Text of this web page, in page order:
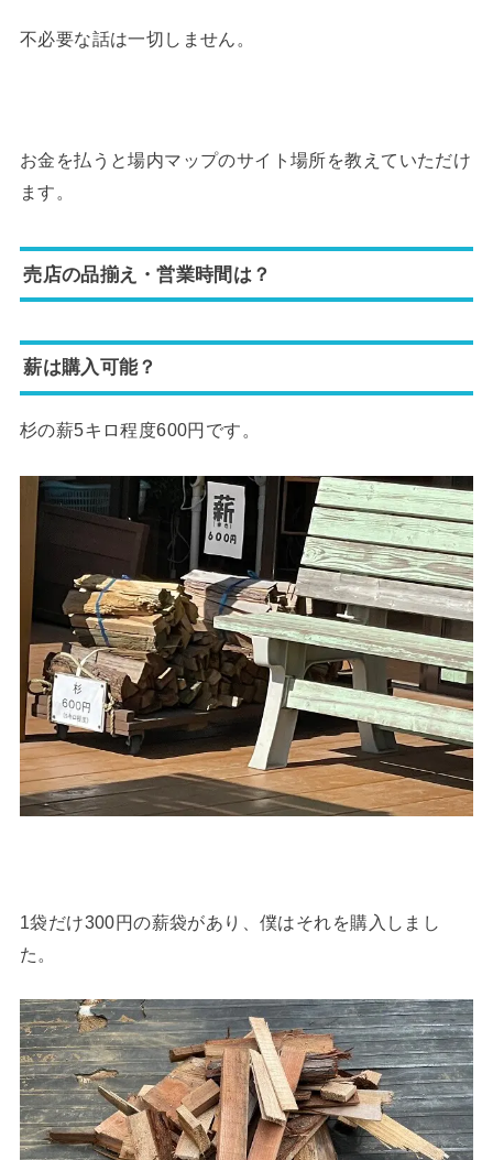
不必要な話は一切しません。
お金を払うと場内マップのサイト場所を教えていただけ
ます。
売店の品揃え・営業時間は？
薪は購入可能？
杉の薪5キロ程度600円です。
1袋だけ300円の薪袋があり、僕はそれを購入しまし
た。